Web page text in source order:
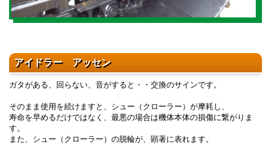
アイドラー アッセン
ガタがある、回らない、音がすると・・交換のサインです。
そのまま使用を続けますと、シュー（クローラー）が摩耗し、
寿命を早めるだけではなく、最悪の場合は機体本体の損傷に繋がりま
す。
また、シュー（クローラー）の脱輪が、顕著に表れます。